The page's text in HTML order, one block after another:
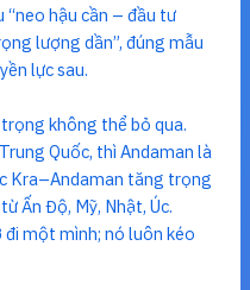
“neo hậu cần – đầu tư
lượng dần”, đúng mẫu
lực sau.
không thể bỏ qua.
Quốc, thì Andaman là
Kra–Andaman tăng trọng
Ấn Độ, Mỹ, Nhật, Úc.
một mình; nó luôn kéo